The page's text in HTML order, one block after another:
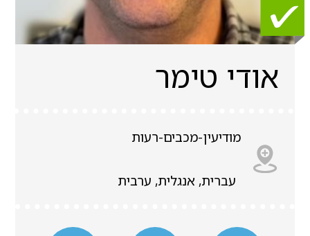
אודי טימר
מודיעין-מכבים-רעות
עברית, אנגלית, ערבית